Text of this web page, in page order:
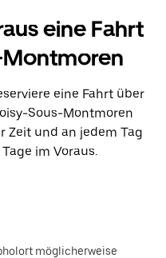
eine Fahrt
eine Fahrt über
Sous-Montmoren
Zeit und an jedem Tag
im Voraus.
möglicherweise